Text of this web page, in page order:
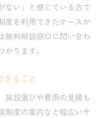
ない」と感じている方で
度を利用できたケースが
無料相談窓口に問い合わ
ります。
きること
施設選びや費用の見積も
制度の案内など幅広いサ